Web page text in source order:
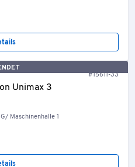
#15611-33
Unimax 3
Maschinenhalle 1